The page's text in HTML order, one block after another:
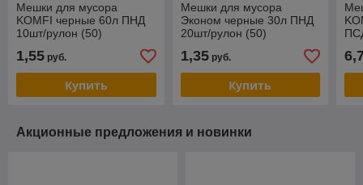
Мешки для мусора
KOMFI черные 60л ПНД
10шт/рулон (50)
1,55 руб.
Купить
Мешки для мусора
Эконом черные 30л ПНД
20шт/рулон (50)
1,35руб.
Купить
Акционные предложения и новинки